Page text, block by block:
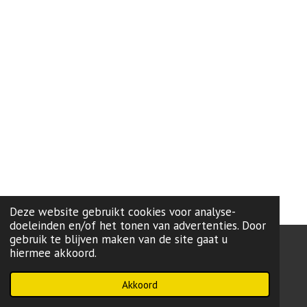
Deze website gebruikt cookies voor analyse-
doeleinden en/of het tonen van advertenties. Door
gebruik te blijven maken van de site gaat u
hiermee akkoord.
Akkoord
Powered by